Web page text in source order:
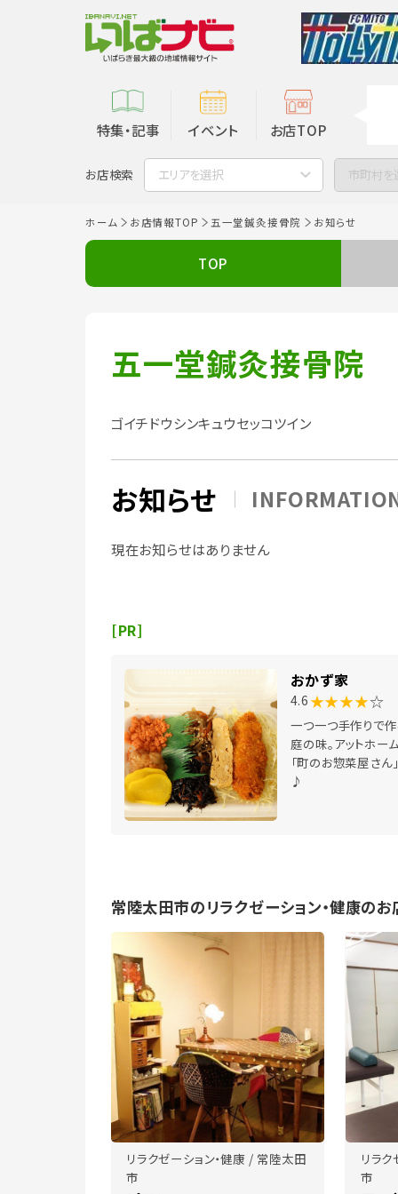
特集・記事 イベント お店TOP
お店検索 エリアを選択 市町村を
ホーム お店情報TOP 五一堂鍼灸接骨院 お知らせ
TOP
五一堂鍼灸接骨院
ゴイチドウシンキュウセッコツイン
お知らせ
現在お知らせはありません
[PR]
おかず家
4.6 ★★★★☆
一つ一つ手作りで
庭の味。アットホー
「町のお惣菜屋さん
♪
常陸太田市のリラクゼーション・健康のお
リラクゼーション・健康 / 常陸太田
市
リラ
市